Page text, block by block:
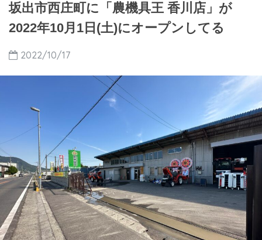
坂出市西庄町に「農機具王 香川店」が
2022年10月1日(土)にオープンしてる
2022/10/17